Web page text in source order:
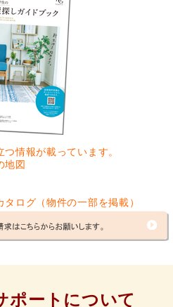
情報が載っています。
地図
タログ（物件の一部を掲載）
ポートについて